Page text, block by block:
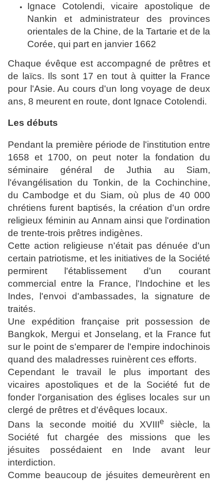
Ignace Cotolendi, vicaire apostolique de
Nankin et administrateur des provinces
orientales de la Chine, de la Tartarie et de la
Corée, qui part en janvier 1662
Chaque évêque est accompagné de prêtres et
de laïcs. Ils sont 17 en tout à quitter la France
pour l'Asie. Au cours d'un long voyage de deux
ans, 8 meurent en route, dont Ignace Cotolendi.
Les débuts
Pendant la première période de l'institution entre
1658 et 1700, on peut noter la fondation du
séminaire général de Juthia au Siam,
l'évangélisation du Tonkin, de la Cochinchine,
du Cambodge et du Siam, où plus de 40 000
chrétiens furent baptisés, la création d'un ordre
religieux féminin au Annam ainsi que l'ordination
de trente-trois prêtres indigènes.
Cette action religieuse n'était pas dénuée d'un
certain patriotisme, et les initiatives de la Société
permirent l'établissement d'un courant
commercial entre la France, l'Indochine et les
Indes, l'envoi d'ambassades, la signature de
traités.
Une expédition française prit possession de
Bangkok, Mergui et Jonselang, et la France fut
sur le point de s'emparer de l'empire indochinois
quand des maladresses ruinèrent ces efforts.
Cependant le travail le plus important des
vicaires apostoliques et de la Société fut de
fonder l'organisation des églises locales sur un
clergé de prêtres et d'évêques locaux.
Dans la seconde moitié du XVIIIe
siècle, la
Société fut chargée des missions que les
jésuites possédaient en Inde avant leur
interdiction.
Comme beaucoup de jésuites demeurèrent en